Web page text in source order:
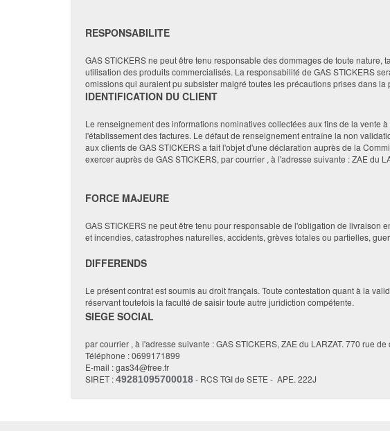
RESPONSABILITE
GAS STICKERS ne peut être tenu responsable des dommages de toute
utilisation des produits commercialisés. La responsabilité de GAS STICKERS
omissions qui auraient pu subsister malgré toutes les précautions prises dans la
IDENTIFICATION DU CLIENT
Le renseignement des informations nominatives collectées aux fins de la vente
l'établissement des factures. Le défaut de renseignement entraîne la non
aux clients de GAS STICKERS a fait l'objet d'une déclaration auprès de la
exercer auprès de GAS STICKERS, par courrier , à l'adresse suivante : ZAE du
FORCE MAJEURE
GAS STICKERS ne peut être tenu pour responsable de l'obligation de livraison
et incendies, catastrophes naturelles, accidents, grèves totales ou partielles,
DIFFERENDS
Le présent contrat est soumis au droit français. Toute contestation quant à la
réservant toutefois la faculté de saisir toute autre juridiction compétente.
SIEGE SOCIAL
par courrier , à l'adresse suivante : GAS STICKERS, ZAE du LARZAT. 770 rue
Téléphone : 0699171899
E-mail : gas34@free.fr
SIRET :49281095700018- RCS TGI de SETE - APE. 222J